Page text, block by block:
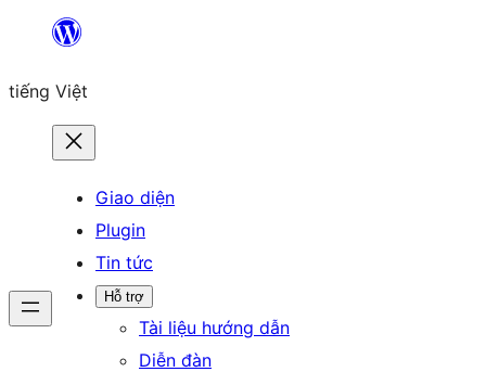
Chuyển
phần
tiếng Việt
Giao diện
Plugin
Tin tức
Hỗ trợ
Tài liệu hướng dẫn
Diễn đàn